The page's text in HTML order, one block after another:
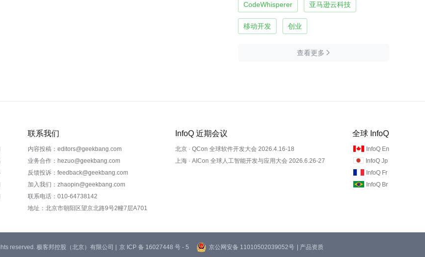
CodeWhisperer 亚马逊云科技
移动开发 创业
查看更多 
联系我们
内容投稿：editors@geekbang.com
业务合作：hezuo@geekbang.com
反馈投诉：feedback@geekbang.com
加入我们：zhaopin@geekbang.com
联系电话：010-64738142
地址：北京市朝阳区望京北路9号2幢7层A701
InfoQ 近期会议
北京 · QCon 全球软件开发大会 2026.4.16-18
上海 · AICon 全球人工智能开发与应用大会 2026.6.26-27
全球 InfoQ
InfoQ En
InfoQ Jp
InfoQ Fr
InfoQ Br
reserved. 极客邦控股（北京）有限公司 | 京 ICP 备 16027448 号 - 5 京公网安备 11010502039052号 | 产品资质